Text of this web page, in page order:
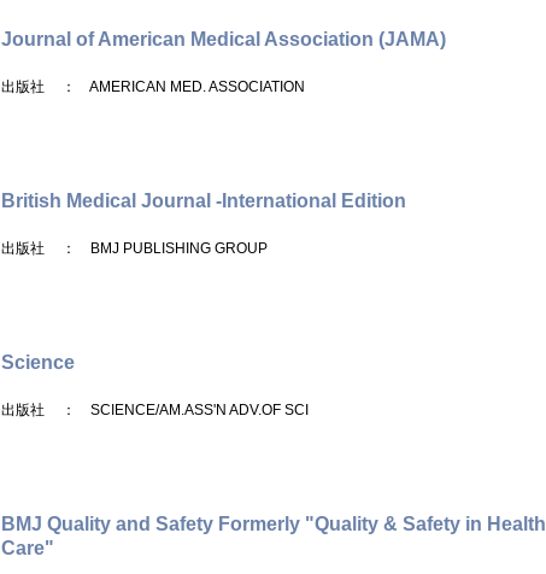
Journal of American Medical Association (JAMA)
出版社 ： AMERICAN MED. ASSOCIATION
British Medical Journal -International Edition
出版社 ： BMJ PUBLISHING GROUP
Science
出版社 ： SCIENCE/AM.ASS'N ADV.OF SCI
BMJ Quality and Safety Formerly "Quality & Safety in Health
Care"